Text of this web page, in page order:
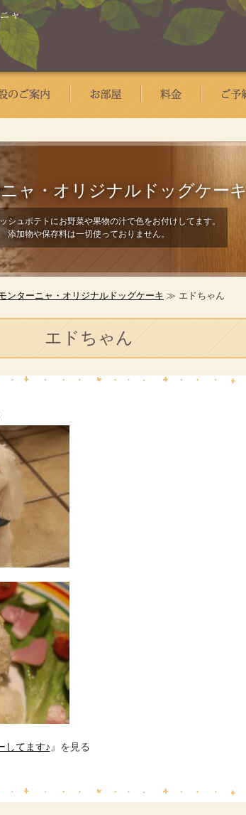
ャ・ オリジナルドッグケーキ
シュポテトにお野菜や果物の汁で色をお付けしてます。
添加物や保存料は一切使っておりません。
ンターニャ・オリジナルドッグケーキ ≫ エドちゃん
エドちゃん
してます♪ 』を見る